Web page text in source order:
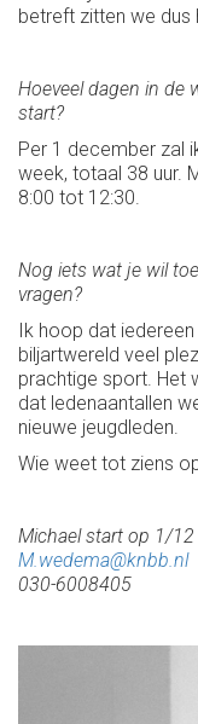
betreft zitten we dus
Hoeveel dagen in de
start?
Per 1 december zal
week, totaal 38 uur.
8:00 tot 12:30.
Nog iets wat je wil
vragen?
Ik hoop dat
biljartwereld veel
prachtige sport. Het
dat ledenaantallen
nieuwe jeugdleden.
Wie weet tot ziens
Michael start op 1/12
M.wedema@knbb.nl
030-6008405